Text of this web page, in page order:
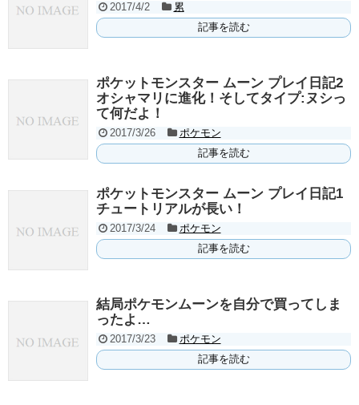
2017/4/2
累
記事を読む
ポケットモンスター ムーン プレイ日記2
オシャマリに進化！そしてタイプ:ヌシっ
て何だよ！
2017/3/26
ポケモン
記事を読む
ポケットモンスター ムーン プレイ日記1
チュートリアルが長い！
2017/3/24
ポケモン
記事を読む
結局ポケモンムーンを自分で買ってしま
ったよ…
2017/3/23
ポケモン
記事を読む